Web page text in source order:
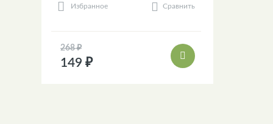
Избранное Сравнить
268 ₽
149 ₽